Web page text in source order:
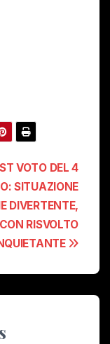
VOTO DEL 4
SITUAZIONE
DIVERTENTE,
RISVOLTO